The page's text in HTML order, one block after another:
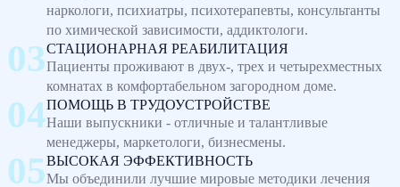
наркологи, психиатры, психотерапевты, консультанты
по химической зависимости, аддиктологи.
СТАЦИОНАРНАЯ РЕАБИЛИТАЦИЯ
Пациенты проживают в двух-, трех и четырехместных
комнатах в комфортабельном загородном доме.
ПОМОЩЬ В ТРУДОУСТРОЙСТВЕ
Наши выпускники - отличные и талантливые
менеджеры, маркетологи, бизнесмены.
ВЫСОКАЯ ЭФФЕКТИВНОСТЬ
Мы объединили лучшие мировые методики лечения